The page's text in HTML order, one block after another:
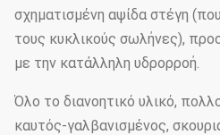
σχηματισμένη αψίδα στέγη
τους κυκλικούς σωλήνες),
με την κατάλληλη υδρορροή.
Όλο το διανοητικό υλικό,
καυτός-γαλβανισμένος,